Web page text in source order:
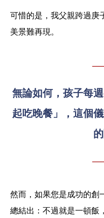
可惜的是，我父親跨過庚
美景難再現。
無論如何，孩子每
起吃晚餐」， 這個
然而，如果您是成功的創
總結出：不過就是一頓飯